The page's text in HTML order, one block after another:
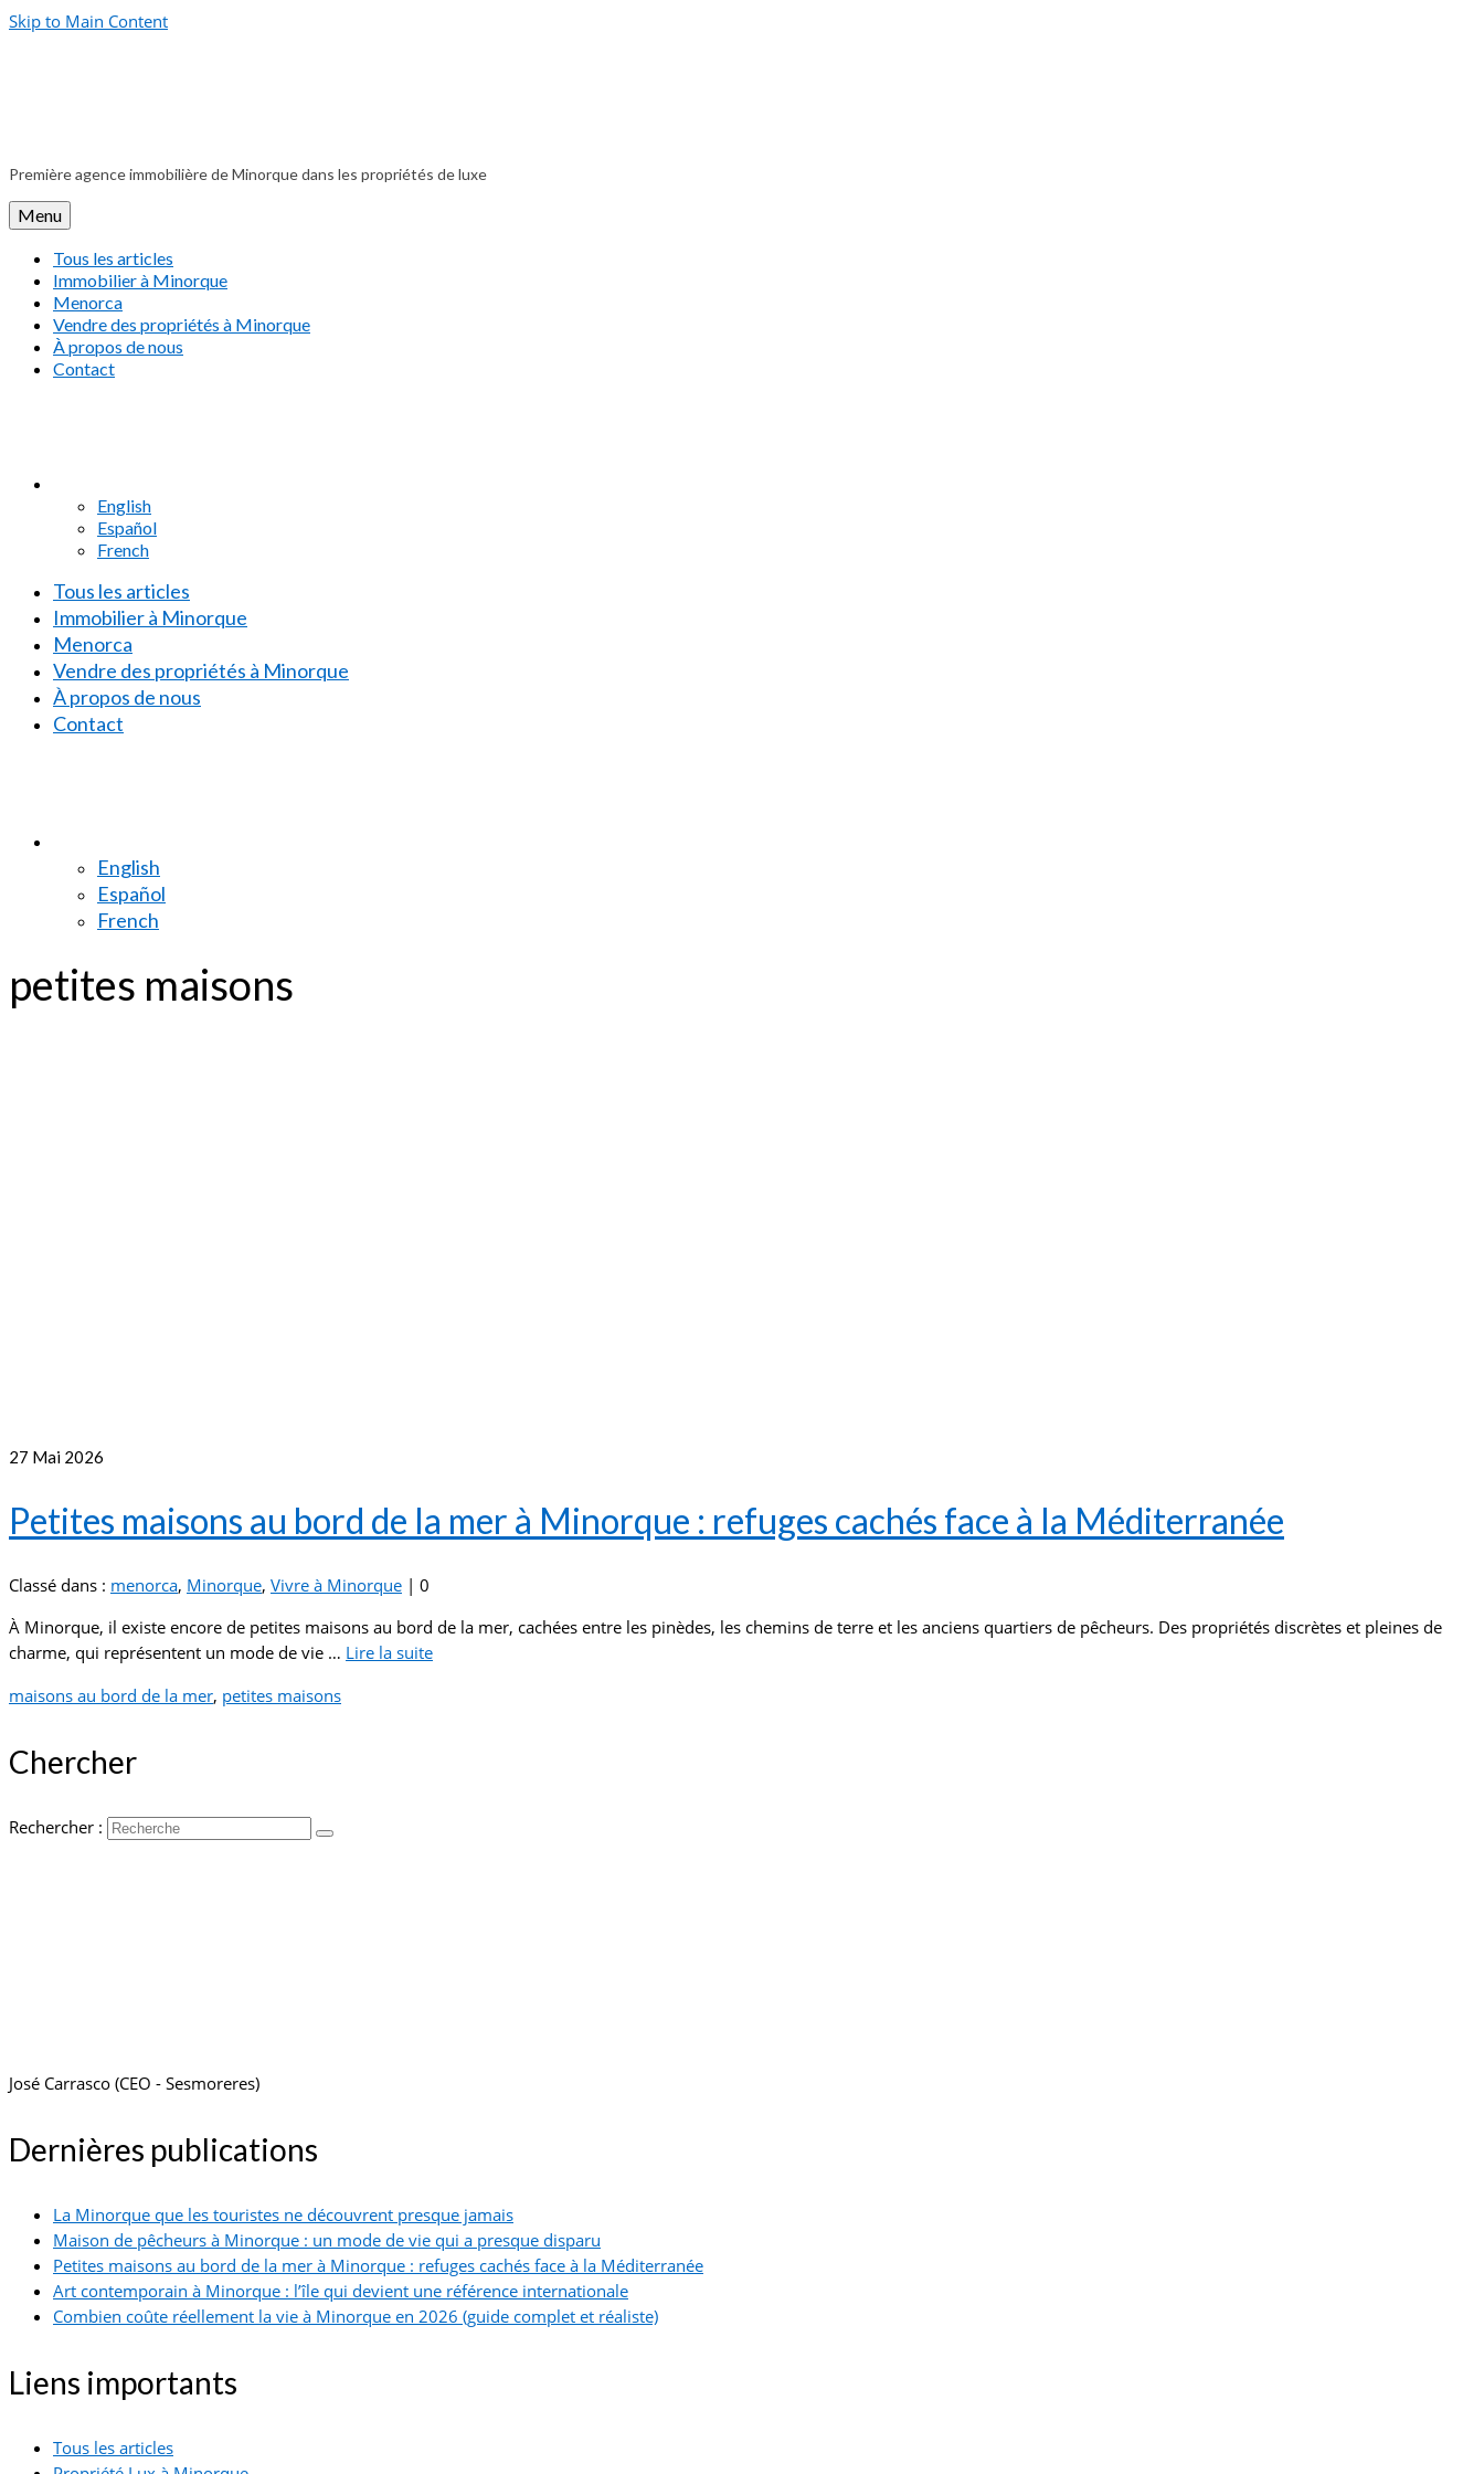
Skip to Main Content
Première agence immobilière de Minorque dans les propriétés de luxe
Menu
Tous les articles
Immobilier à Minorque
Menorca
Vendre des propriétés à Minorque
À propos de nous
Contact
English
Español
French
Tous les articles
Immobilier à Minorque
Menorca
Vendre des propriétés à Minorque
À propos de nous
Contact
English
Español
French
petites maisons
27 Mai 2026
Petites maisons au bord de la mer à Minorque : refuges cachés face à la Méditerranée
Classé dans : menorca, Minorque, Vivre à Minorque | 0
À Minorque, il existe encore de petites maisons au bord de la mer, cachées entre les pinèdes, les chemins de terre et les anciens quartiers de pêcheurs. Des propriétés discrètes et pleines de
charme, qui représentent un mode de vie … Lire la suite­­
maisons au bord de la mer, petites maisons
Chercher
Rechercher :
José Carrasco (CEO - Sesmoreres)
Dernières publications
La Minorque que les touristes ne découvrent presque jamais
Maison de pêcheurs à Minorque : un mode de vie qui a presque disparu
Petites maisons au bord de la mer à Minorque : refuges cachés face à la Méditerranée
Art contemporain à Minorque : l’île qui devient une référence internationale
Combien coûte réellement la vie à Minorque en 2026 (guide complet et réaliste)
Liens importants
Tous les articles